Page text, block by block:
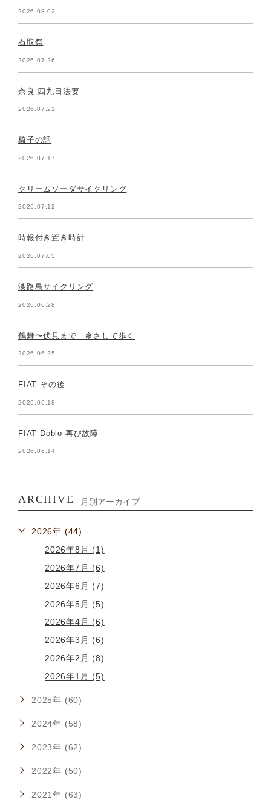
2026.08.02
石取祭
2026.07.26
奈良 四九日法要
2026.07.21
椅子の話
2026.07.17
クリームソーダサイクリング
2026.07.12
時報付き置き時計
2026.07.05
淡路島サイクリング
2026.06.28
鶴舞〜伏見まで 傘さして歩く
2026.06.25
FIAT その後
2026.06.18
FIAT Doblo 再び故障
2026.06.14
ARCHIVE 月別アーカイブ
2026年 (44)
2026年8月 (1)
2026年7月 (6)
2026年6月 (7)
2026年5月 (5)
2026年4月 (6)
2026年3月 (6)
2026年2月 (8)
2026年1月 (5)
2025年 (60)
2024年 (58)
2023年 (62)
2022年 (50)
2021年 (63)